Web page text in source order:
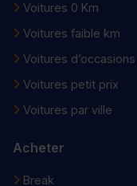
Voitures 0 Km
Voitures faible km
Voitures d’occasions
Voitures petit prix
Voitures par ville
Acheter
Break